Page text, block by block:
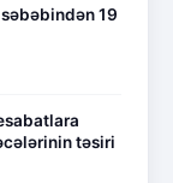
19
təsiri